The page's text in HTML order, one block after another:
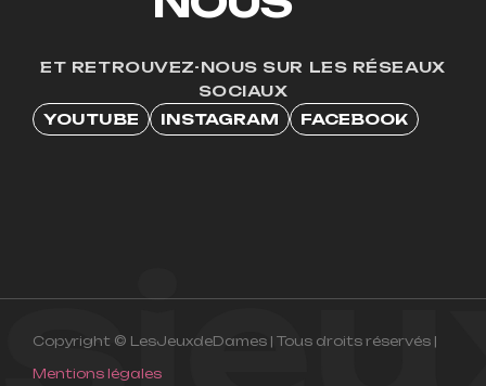
ET RETROUVEZ-NOUS SUR LES RÉSEAUX
SOCIAUX
YOUTUBE
INSTAGRAM FACEBOOK
Copyright © LesJeuxdeDames | Tous droits réservés |
Mentions légales